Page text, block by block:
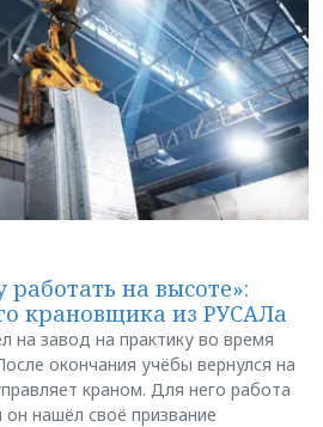
работать на высоте»:
крановщика из РУСАЛа
на завод на практику во время
окончания учёбы вернулся на
краном. Для него работа
нашёл своё призвание